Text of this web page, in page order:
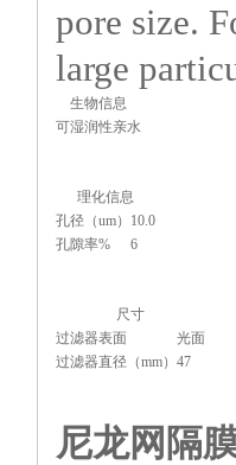
pore size.
large
生物信息
可湿润性亲水
理化信息
孔径（um） 10.0
孔隙率%
6
尺寸
过滤器表面
光面
过滤器直径（mm） 47
尼龙网隔